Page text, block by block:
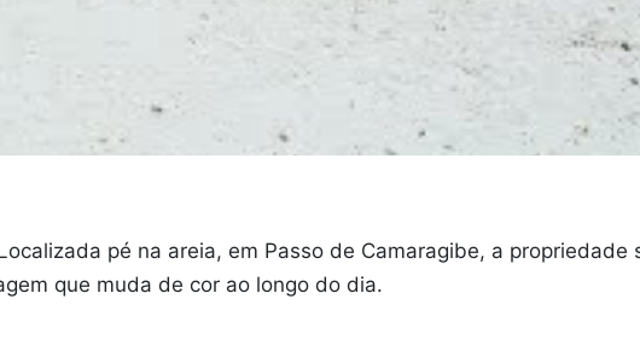
pé na areia, em Passo de Camaragibe, a propriedade
que muda de cor ao longo do dia.